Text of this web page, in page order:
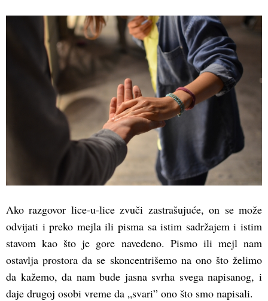
Ako razgovor lice-u-lice zvuči zastrašujuće, on se može
odvijati i preko mejla ili pisma sa istim sadržajem i istim
stavom kao što je gore navedeno. Pismo ili mejl nam
ostavlja prostora da se skoncentrišemo na ono što želimo
da kažemo, da nam bude jasna svrha svega napisanog, i
daje drugoj osobi vreme da „svari” ono što smo napisali.